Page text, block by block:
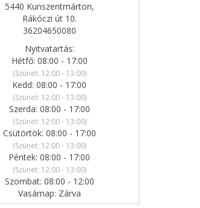
5440 Kunszentmárton,
Rákóczi út 10.
36204650080
Nyitvatartás:
Hétfő: 08:00 - 17:00
(Szünet: 12:00 - 13:00)
Kedd: 08:00 - 17:00
(Szünet: 12:00 - 13:00)
Szerda: 08:00 - 17:00
(Szünet: 12:00 - 13:00)
Csütörtök: 08:00 - 17:00
(Szünet: 12:00 - 13:00)
Péntek: 08:00 - 17:00
(Szünet: 12:00 - 13:00)
Szombat: 08:00 - 12:00
Vasárnap: Zárva